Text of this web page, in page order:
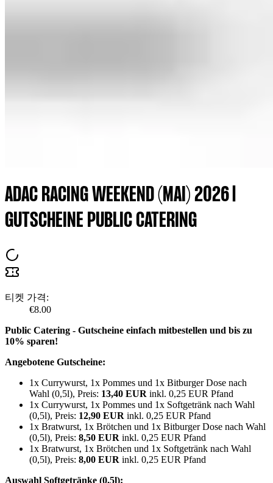
ADAC RACING WEEKEND (MAI) 2026 |
GUTSCHEINE PUBLIC CATERING
티켓 가격:
€8.00
Public Catering - Gutscheine einfach mitbestellen und bis zu
10% sparen!
Angebotene Gutscheine:
1x Currywurst, 1x Pommes und 1x Bitburger Dose nach
Wahl (0,5l), Preis: 13,40 EUR inkl. 0,25 EUR Pfand
1x Currywurst, 1x Pommes und 1x Softgetränk nach Wahl
(0,5l), Preis: 12,90 EUR inkl. 0,25 EUR Pfand
1x Bratwurst, 1x Brötchen und 1x Bitburger Dose nach Wahl
(0,5l), Preis: 8,50 EUR inkl. 0,25 EUR Pfand
1x Bratwurst, 1x Brötchen und 1x Softgetränk nach Wahl
(0,5l), Preis: 8,00 EUR inkl. 0,25 EUR Pfand
Auswahl Softgetränke (0,5l):